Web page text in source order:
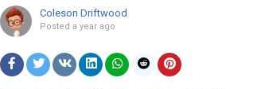
Coleson Driftwood
Posted a year ago